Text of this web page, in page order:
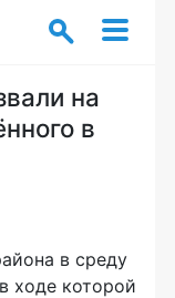
на
в
в среду
ходе которой